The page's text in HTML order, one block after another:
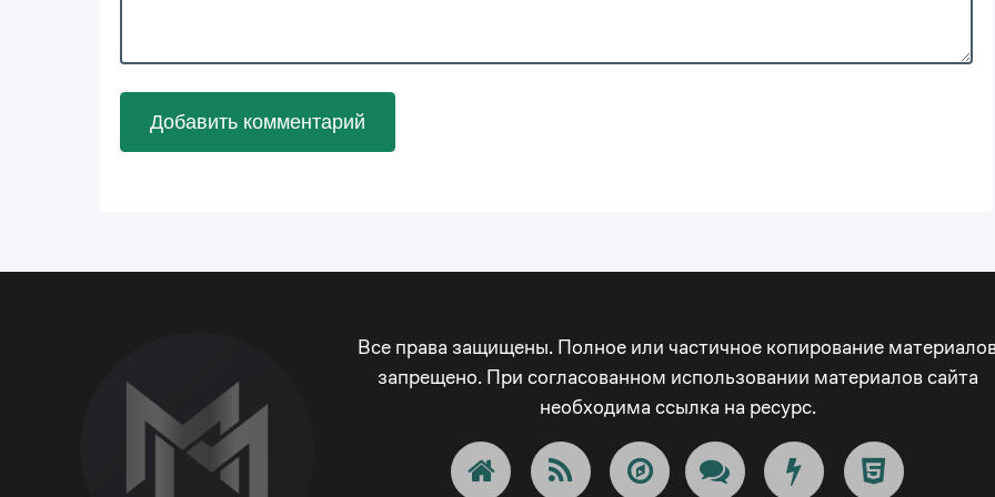
Добавить комментарий
Все права защищены. Полное или частичное копирование
запрещено. При согласованном использовании материалов сайта
необходима ссылка на ресурс.